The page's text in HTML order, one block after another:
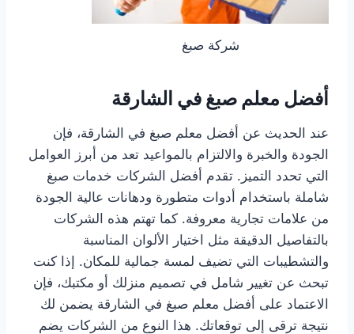
شركة صبغ
أفضل معلم صبغ في الشارقة
عند الحديث عن أفضل معلم صبغ في الشارقة، فإن
الجودة والخبرة والالتزام بالمواعيد تعد من أبرز العوامل
التي تحدد التميز. تقدم أفضل الشركات خدمات صبغ
شاملة باستخدام أدوات متطورة ودهانات عالية الجودة
من علامات تجارية معروفة. كما تهتم هذه الشركات
بالتفاصيل الدقيقة مثل اختيار الألوان المناسبة
والتشطيبات التي تضيف لمسة جمالية للمكان. إذا كنت
تبحث عن تغيير شامل في تصميم منزلك أو مكتبك، فإن
الاعتماد على أفضل معلم صبغ في الشارقة يضمن لك
نتيجة ترقى إلى توقعاتك. هذا النوع من الشركات يضم